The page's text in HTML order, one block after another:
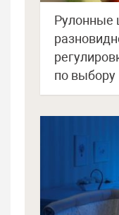
Рулонные
по выбору